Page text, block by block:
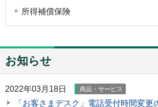
所得補償保険
お知らせ
2022年03月18日 商品・サービス
「お客さまデスク」電話受付時間変更